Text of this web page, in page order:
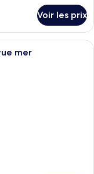
Voir les prix
d’hôtel avec un
mer